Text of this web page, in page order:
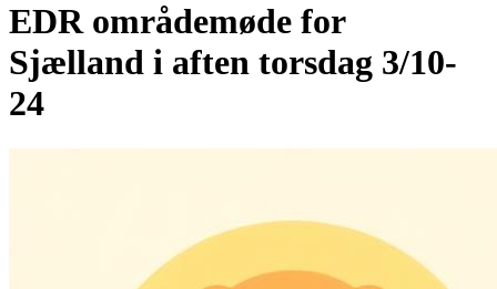
EDR områdemøde for
Sjælland i aften torsdag 3/10-
24